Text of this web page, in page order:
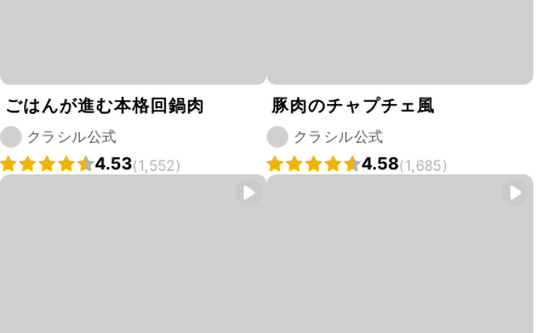
ごはんが進む本格回鍋肉
クラシル公式
4.53(1,552)
豚肉のチャプチェ風
クラシル公式
4.58(1,685)